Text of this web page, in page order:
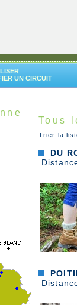
UN CIRCUIT
Tous
Trier la
DU